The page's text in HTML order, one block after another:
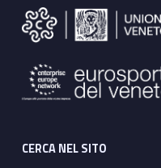
CERCA NEL SITO